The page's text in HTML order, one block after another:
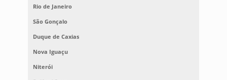
Rio de Janeiro
São Gonçalo
Duque de Caxias
Nova Iguaçu
Niterói